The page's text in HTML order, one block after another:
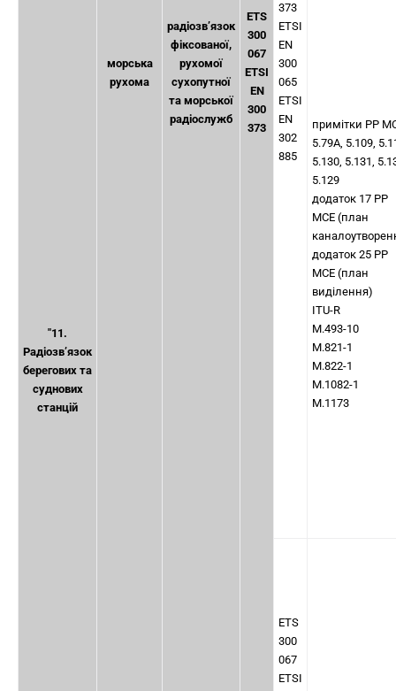
"11.
Радіозв’язок
берегових та
суднових
станцій
морська
рухома
радіозв’язок
фіксованої,
рухомої
сухопутної
та морської
радіослужб
ETS
300
067
ETSI
EN
300
373
373
ETSI
EN
300
065
ETSI
EN
302
885
примітки РР
5.79A, 5.109,
5.130, 5.131,
5.129
додаток 17 РР
МСЕ (план
додаток 25 РР
МСЕ (план
виділення)
ITU-R
M.493-10
M.821-1
M.822-1
M.1082-1
M.1173
ETS
300
067
ETSI